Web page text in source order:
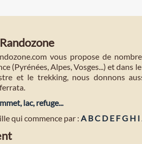
vous propose de
(Pyrénées, Alpes, Vosges...) et dans
et le trekking, nous donnons
lac, refuge...
qui commence par : A BC D E FG H I